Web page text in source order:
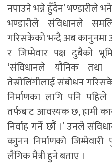
नपाउने भन्ने हुँदैन’ भण्डारीले
भण्डारीले संविधानले
गरिसकेको भन्दै अब कानुनमा
र जिम्मेवार पक्ष दुबैको
‘संविधानले यौनिक
तेस्रोलिंगीलाई संबोधन
निर्माणका लागि पनि
तर्फबाट आवस्यक छ, हामी
निर्वाह गर्ने छौं ।’ उनले
काुनन निर्माणको
लैंगिक मैत्री हुने बताए ।